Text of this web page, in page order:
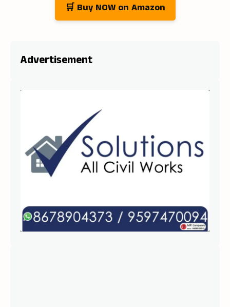
🛒 Buy NOW on Amazon
Advertisement